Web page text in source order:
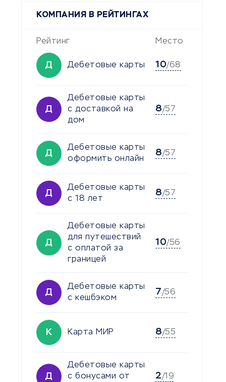
КОМПАНИЯ В РЕЙТИНГАХ
Рейтинг Место
Д Дебетовые карты 10/68
Д
Дебетовые карты
с доставкой на
дом
8/57
Д
Дебетовые карты
оформить онлайн
8/57
Д
Дебетовые карты
с 18 лет
8/57
Д
Дебетовые карты
для путешествий
с оплатой за
границей
10/56
Д
Дебетовые карты
с кешбэком
7/56
К Карта МИР 8/55
Д
Дебетовые карты
с бонусами от
2/19